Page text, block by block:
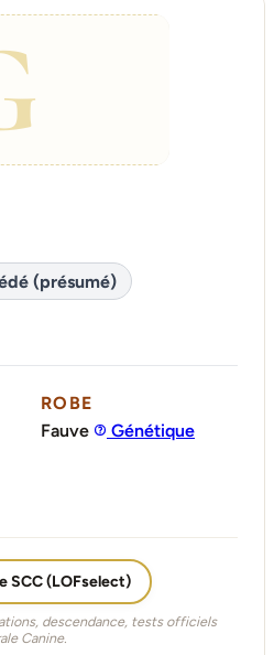
(présumé)
ROBE
Fauve
Génétique
SCC (LOFselect)
descendance, tests officiels
Canine.